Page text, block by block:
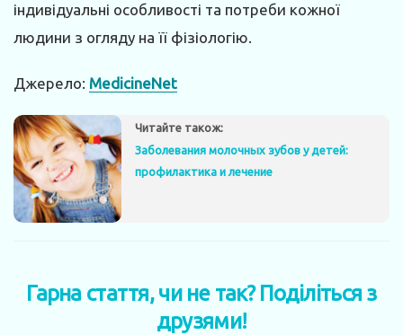
індивідуальні особливості та потреби кожної
людини з огляду на її фізіологію.
Джерело: MedicineNet
Читайте також:
Заболевания молочных зубов у детей:
профилактика и лечение
Гарна стаття, чи не так? Поділіться з
друзями!